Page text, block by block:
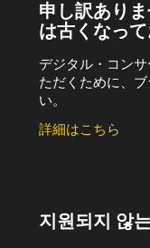
申し訳あり
は古くなっ
デジタル・コン
ただくために、
い。
詳細はこちら
지원되지 않